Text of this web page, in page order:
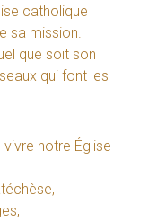
catholique
sa mission.
que soit son
qui font les
notre Église